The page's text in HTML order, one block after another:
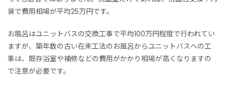
装で費用相場が平均25万円です。
お風呂はユニットバスの交換工事で平均100万円程度で行われてい
ますが、築年数の古い在来工法のお風呂からユニットバスへの工
事は、既存浴室や補修などの費用がかかり相場が高くなりますの
で注意が必要です。